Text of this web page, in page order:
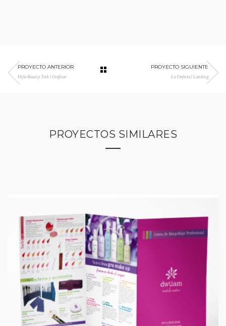
PROYECTO ANTERIOR
Hifu Beauty Tech | Gráficas
PROYECTO SIGUIENTE
La Perfecta | Landing
PROYECTOS SIMILARES
DWÜAM | GRÁFICAS
Diseño Gráfico